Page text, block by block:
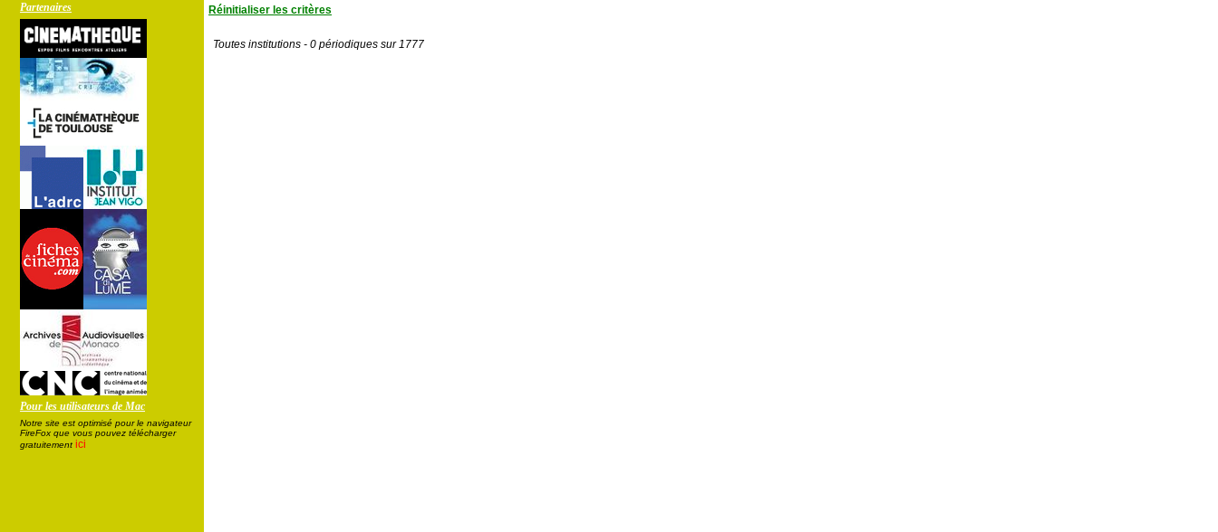
Partenaires
Pour les utilisateurs de Mac
Notre site est optimisé pour le navigateur
FireFox que vous pouvez télécharger
gratuitement ici
Réinitialiser les critères
Toutes institutions - 0 périodiques sur 1777